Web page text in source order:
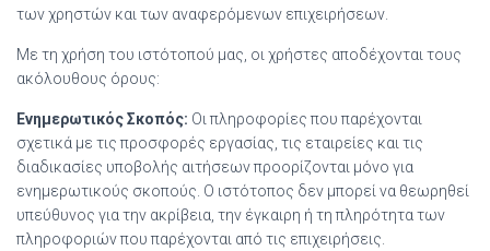
των χρηστών και των αναφερόμενων επιχειρήσεων.
Με τη χρήση του ιστότοπού μας, οι χρήστες αποδέχονται τους
ακόλουθους όρους:
Ενημερωτικός Σκοπός: Οι πληροφορίες που παρέχονται
σχετικά με τις προσφορές εργασίας, τις εταιρείες και τις
διαδικασίες υποβολής αιτήσεων προορίζονται μόνο για
ενημερωτικούς σκοπούς. Ο ιστότοπος δεν μπορεί να θεωρηθεί
υπεύθυνος για την ακρίβεια, την έγκαιρη ή τη πληρότητα των
πληροφοριών που παρέχονται από τις επιχειρήσεις.